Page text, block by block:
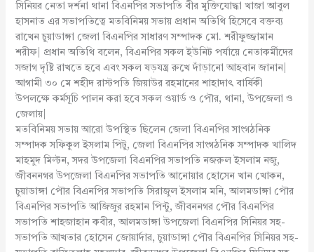
সিনিয়র নেতা দর্শনা থানা বিএনপির সভাপতি বীর মুক্তিযোদ্ধা খাজা আবুল
হাসনাত এর সভাপতিত্বে মতবিনিময় সভায় প্রধান অতিথি হিসেবে বক্তব্য
রাখেন চুয়াডাঙ্গা জেলা বিএনপির সাধারণ সম্পাদক মো. শরীফুজ্জামান
শরীফ| প্রধান অতিথি বলেন, বিএনপির সকল ইউনিট পর্যায়ে নেতাকর্মীদের
সজাগ দৃষ্টি রাখতে হবে এবং সকল ষড়যন্ত্র রুখে দাঁড়ানো আহবান জানান|
আগামী ৩০ মে শহীদ রাস্টপতি জিয়াউর রহমানের শাহাদাৎ বার্ষিকী
উপলক্ষে কর্মসূচি পালন করা হবে সকল ওয়ার্ড ও পৌর, থানা, উপজেলা ও
জেলায়|
মতবিনিময় সভায় আরো উপস্থিত ছিলেন জেলা বিএনপির সাংগঠনিক
সম্পাদক সফিকুল ইসলাম পিটু, জেলা বিএনপির সাংগঠনিক সম্পাদক খালিদ
মাহমুদ মিল্টন, সদর উপজেলা বিএনপির সভাপতি নজরুল ইসলাম নজু,
জীবননগর উপজেলা বিএনপির সভাপতি আনোয়ার হোসেন খান খোকন,
চুয়াডাঙ্গা পৌর বিএনপির সভাপতি সিরাজুল ইসলাম মনি, আলমডাঙ্গা পৌর
বিএনপির সভাপতি আজিজুর রহমান পিন্টু, জীবননগর পৌর বিএনপির
সভাপতি শাহজাহান কবীর, আলমডাঙ্গা উপজেলা বিএনপির সিনিয়র সহ-
সভাপতি আখতার হোসেন জোয়ার্দার, চুয়াডাঙ্গা পৌর বিএনপির সিনিয়র সহ-